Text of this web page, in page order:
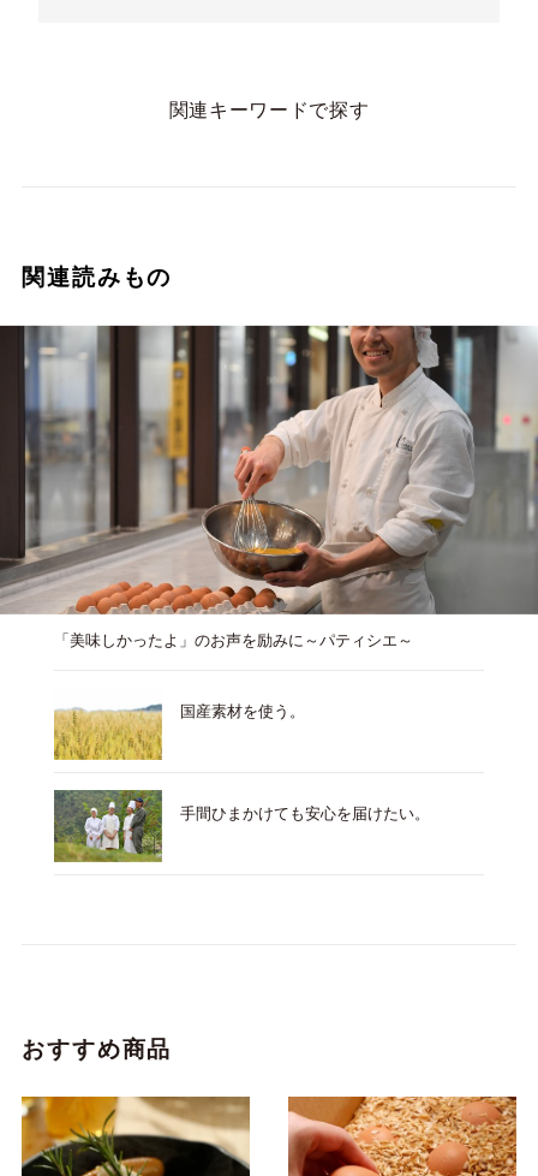
関連キーワードで探す
関連読みもの
「美味しかったよ」のお声を励みに～パティシエ～
国産素材を使う。
手間ひまかけても安心を届けたい。
おすすめ商品